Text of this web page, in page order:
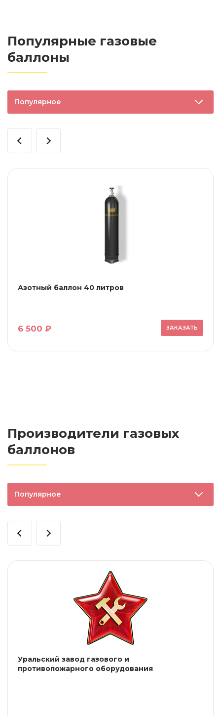
Популярные газовые
баллоны
Популярное
Азотный баллон 40 литров
6 500 ₽ ЗАКАЗАТЬ
Производители газовых
баллонов
Популярное
Уральский завод газового и
противопожарного оборудования